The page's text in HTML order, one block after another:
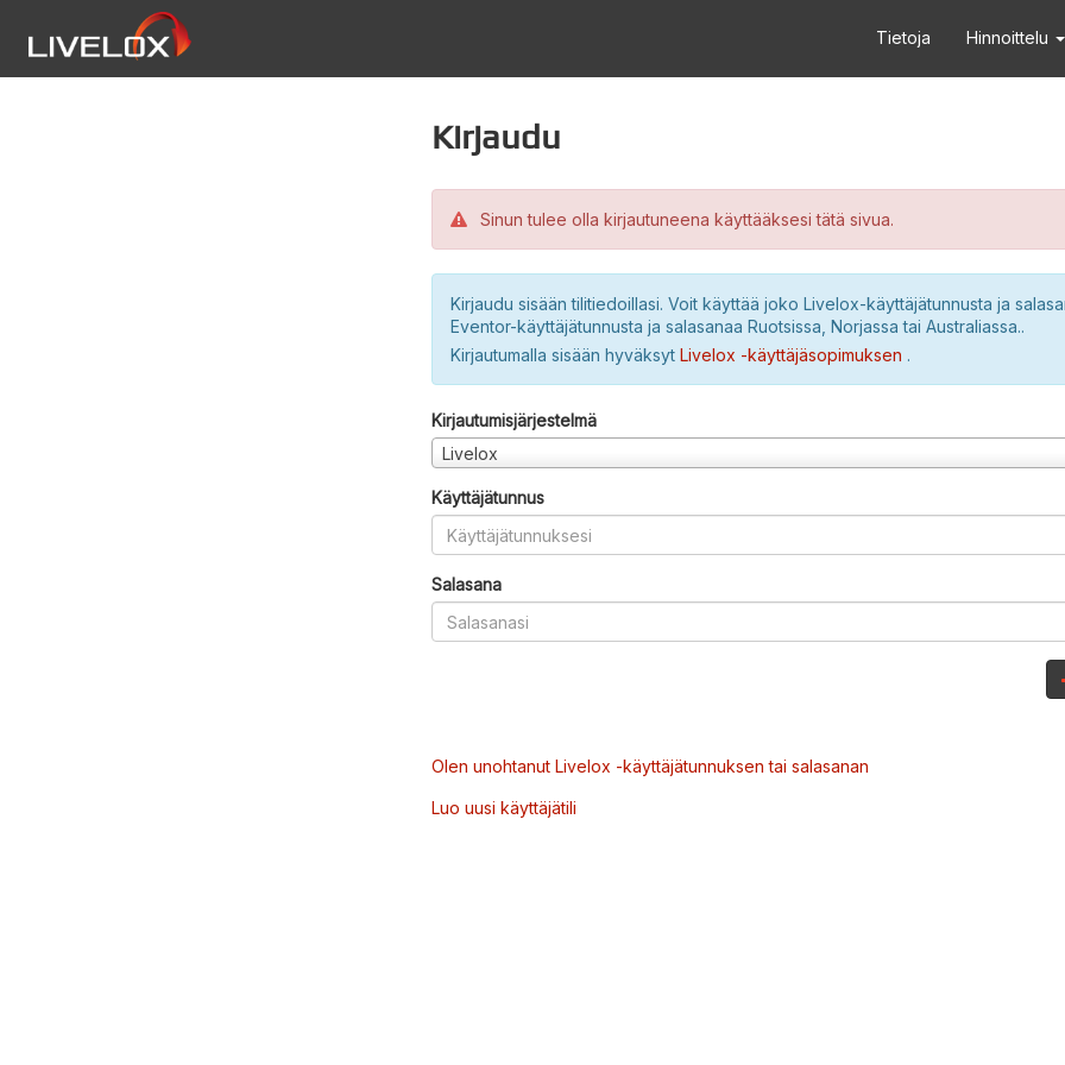
Tietoja Hinnoittelu
Kirjaudu
Sinun tulee olla kirjautuneena käyttääksesi tätä sivua.
Kirjaudu sisään tilitiedoillasi. Voit käyttää joko Livelox-käyttäjätunnusta ja
Eventor-käyttäjätunnusta ja salasanaa Ruotsissa, Norjassa tai Australiassa..
Kirjautumalla sisään hyväksyt Livelox -käyttäjäsopimuksen .
Kirjautumisjärjestelmä
Livelox
Käyttäjätunnus
Salasana
Olen unohtanut Livelox -käyttäjätunnuksen tai salasanan
Luo uusi käyttäjätili